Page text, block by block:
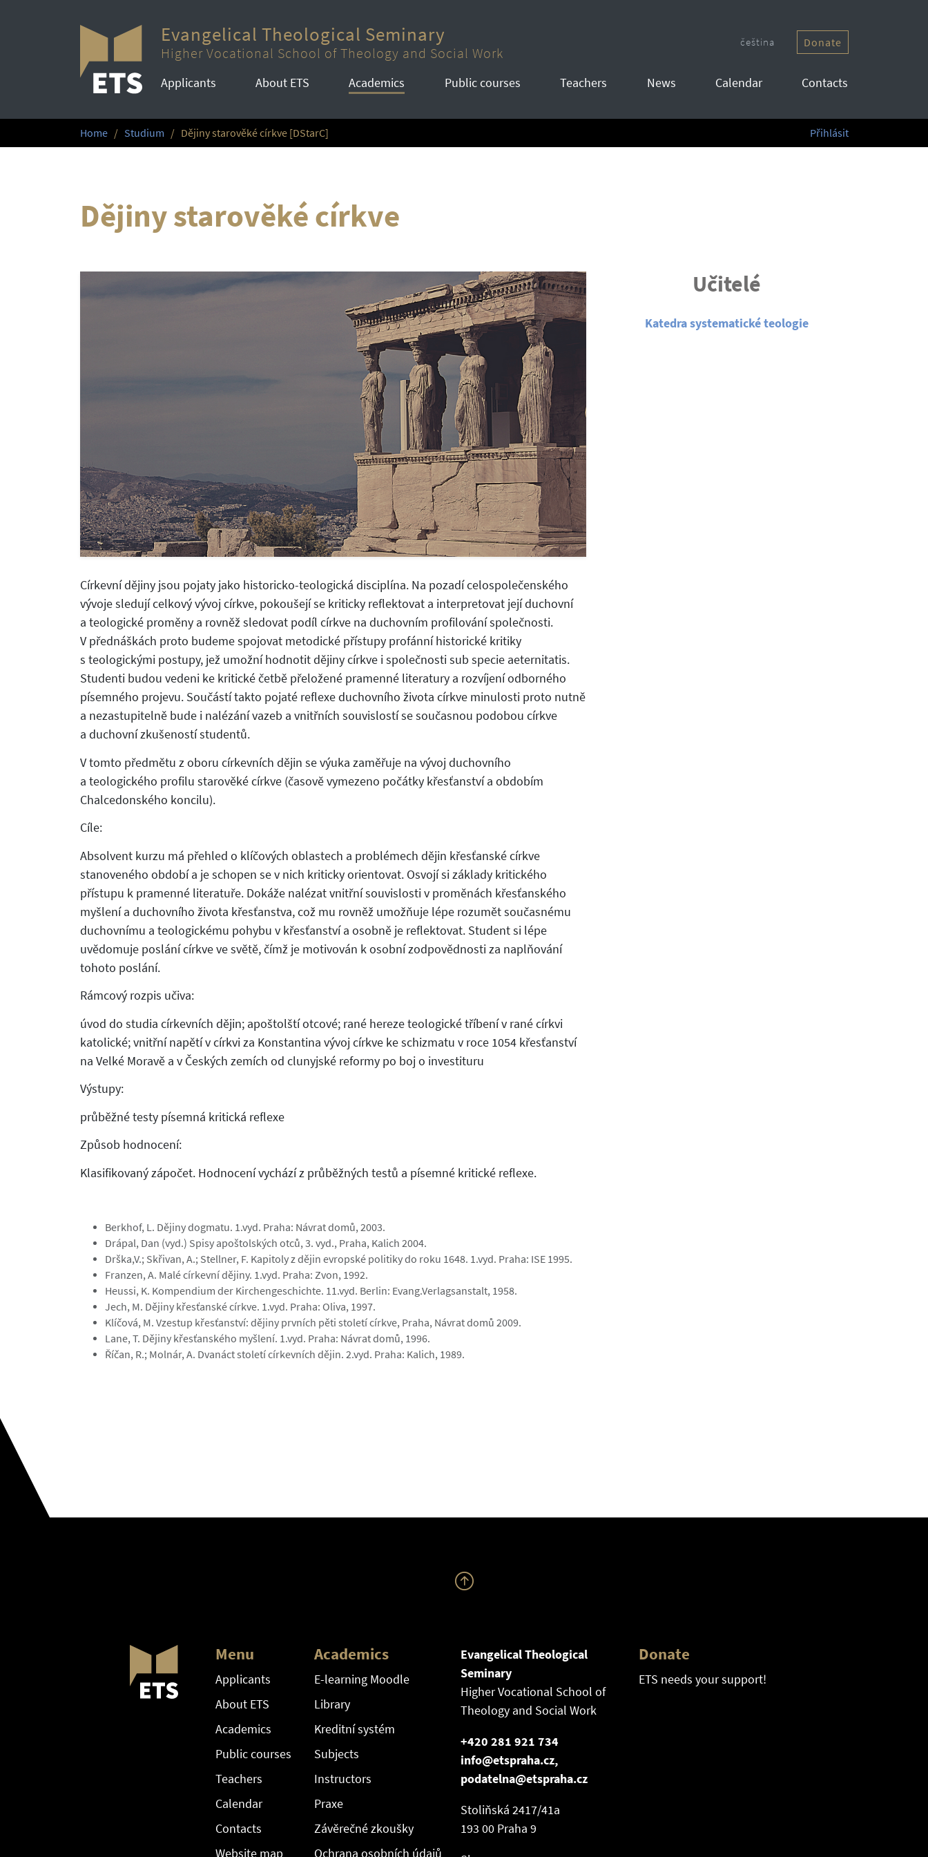
Evangelical Theological Seminary
Higher Vocational School of Theology and Social Work
čeština Donate
Applicants About ETS Academics Public courses Teachers News Calendar Contacts
Home Studium Dějiny starověké církve [DStarC] Přihlásit
Dějiny starověké církve
Církevní dějiny jsou pojaty jako historicko-teologická disciplína. Na pozadí celospolečenského
vývoje sledují celkový vývoj církve, pokoušejí se kriticky reflektovat a interpretovat její duchovní
a teologické proměny a rovněž sledovat podíl církve na duchovním profilování společnosti.
V přednáškách proto budeme spojovat metodické přístupy profánní historické kritiky
s teologickými postupy, jež umožní hodnotit dějiny církve i společnosti sub specie aeternitatis.
Studenti budou vedeni ke kritické četbě přeložené pramenné literatury a rozvíjení odborného
písemného projevu. Součástí takto pojaté reflexe duchovního života církve minulosti proto nutně
a nezastupitelně bude i nalézání vazeb a vnitřních souvislostí se současnou podobou církve
a duchovní zkušeností studentů.
V tomto předmětu z oboru církevních dějin se výuka zaměřuje na vývoj duchovního
a teologického profilu starověké církve (časově vymezeno počátky křesťanství a obdobím
Chalcedonského koncilu).
Cíle:
Absolvent kurzu má přehled o klíčových oblastech a problémech dějin křesťanské církve
stanoveného období a je schopen se v nich kriticky orientovat. Osvojí si základy kritického
přístupu k pramenné literatuře. Dokáže nalézat vnitřní souvislosti v proměnách křesťanského
myšlení a duchovního života křesťanstva, což mu rovněž umožňuje lépe rozumět současnému
duchovnímu a teologickému pohybu v křesťanství a osobně je reflektovat. Student si lépe
uvědomuje poslání církve ve světě, čímž je motivován k osobní zodpovědnosti za naplňování
tohoto poslání.
Rámcový rozpis učiva:
úvod do studia církevních dějin; apoštolští otcové; rané hereze teologické tříbení v rané církvi
katolické; vnitřní napětí v církvi za Konstantina vývoj církve ke schizmatu v roce 1054 křesťanství
na Velké Moravě a v Českých zemích od clunyjské reformy po boj o investituru
Výstupy:
průběžné testy písemná kritická reflexe
Způsob hodnocení:
Klasifikovaný zápočet. Hodnocení vychází z průběžných testů a písemné kritické reflexe.
Berkhof, L. Dějiny dogmatu. 1.vyd. Praha: Návrat domů, 2003.
Drápal, Dan (vyd.) Spisy apoštolských otců, 3. vyd., Praha, Kalich 2004.
Drška,V.; Skřivan, A.; Stellner, F. Kapitoly z dějin evropské politiky do roku 1648. 1.vyd. Praha: ISE 1995.
Franzen, A. Malé církevní dějiny. 1.vyd. Praha: Zvon, 1992.
Heussi, K. Kompendium der Kirchengeschichte. 11.vyd. Berlin: Evang.Verlagsanstalt, 1958.
Jech, M. Dějiny křesťanské církve. 1.vyd. Praha: Oliva, 1997.
Klíčová, M. Vzestup křesťanství: dějiny prvních pěti století církve, Praha, Návrat domů 2009.
Lane, T. Dějiny křesťanského myšlení. 1.vyd. Praha: Návrat domů, 1996.
Říčan, R.; Molnár, A. Dvanáct století církevních dějin. 2.vyd. Praha: Kalich, 1989.
Učitelé
Katedra systematické teologie
Menu
Applicants
About ETS
Academics
Public courses
Teachers
Calendar
Contacts
Website map
Academics
E-learning Moodle
Library
Kreditní systém
Subjects
Instructors
Praxe
Závěrečné zkoušky
Ochrana osobních údajů
Evangelical Theological
Seminary
Higher Vocational School of
Theology and Social Work
+420 281 921 734
info@etspraha.cz,
podatelna@etspraha.cz
Stoliňská 2417/41a
193 00 Praha 9
Donate
ETS needs your support!